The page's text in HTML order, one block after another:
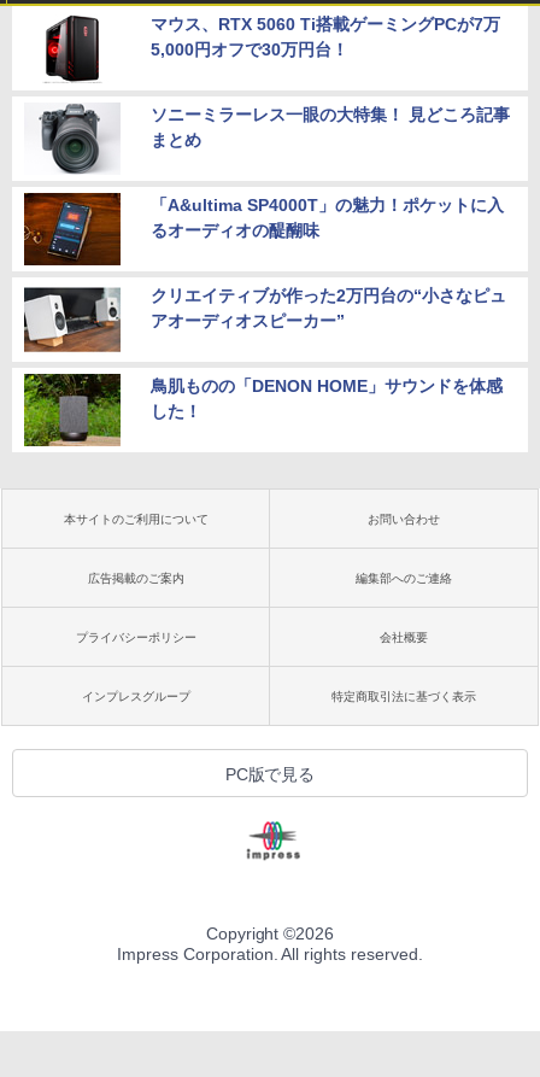
マウス、RTX 5060 Ti搭載ゲーミングPCが7万
5,000円オフで30万円台！
ソニーミラーレス一眼の大特集！ 見どころ記事
まとめ
「A&ultima SP4000T」の魅力！ポケットに入
るオーディオの醍醐味
クリエイティブが作った2万円台の“小さなピュ
アオーディオスピーカー”
鳥肌ものの「DENON HOME」サウンドを体感
した！
本サイトのご利用について お問い合わせ
広告掲載のご案内 編集部へのご連絡
プライバシーポリシー 会社概要
インプレスグループ 特定商取引法に基づく表示
PC版で見る
Copyright ©2026
Impress Corporation. All rights reserved.